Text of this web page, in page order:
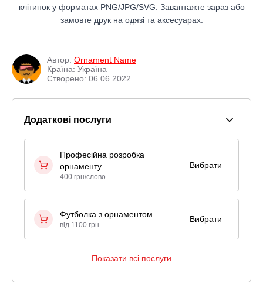
клітинок у форматах PNG/JPG/SVG. Завантажте зараз або
замовте друк на одязі та аксесуарах.
Автор: Ornament Name
Країна: Україна
Створено: 06.06.2022
Додаткові послуги
Професійна розробка
орнаменту
400 грн/слово
Вибрати
Футболка з орнаментом
від 1100 грн
Вибрати
Показати всі послуги